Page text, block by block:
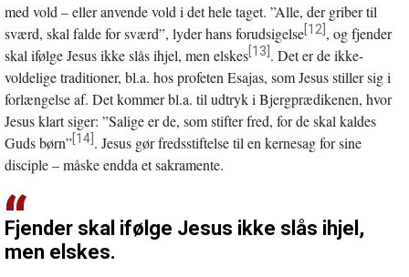
med vold – eller anvende vold i det hele taget. ”Alle, der griber til
sværd, skal falde for sværd”, lyder hans forudsigelse [12] , og fjender
skal ifølge Jesus ikke slås ihjel, men elskes [13] . Det er de ikke-
voldelige traditioner, bl.a. hos profeten Esajas, som Jesus stiller sig i
forlængelse af. Det kommer bl.a. til udtryk i Bjergprædikenen, hvor
Jesus klart siger: ”Salige er de, som stifter fred, for de skal kaldes
Guds børn” [14] . Jesus gør fredsstiftelse til en kernesag for sine
disciple – måske endda et sakramente.
Fjender skal ifølge Jesus ikke slås ihjel,
men elskes.